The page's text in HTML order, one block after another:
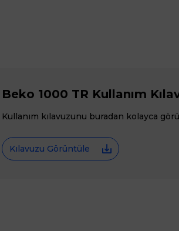
Beko 1000 TR Kullanım
Kullanım kılavuzunu buradan kolayca
Kılavuzu Görüntüle